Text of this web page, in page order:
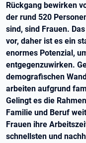
Rückgang bewirken
der rund 520
sind, sind Frauen.
vor, daher ist es ein
enormes Potenzial,
entgegenzuwirken.
demografischen
arbeiten aufgrund
Gelingt es die
Familie und Beruf
Frauen ihre
schnellsten und